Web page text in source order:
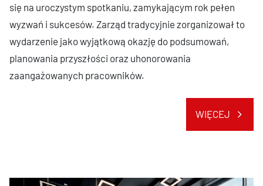
się na uroczystym spotkaniu, zamykającym rok pełen
wyzwań i sukcesów. Zarząd tradycyjnie zorganizował to
wydarzenie jako wyjątkową okazję do podsumowań,
planowania przyszłości oraz uhonorowania
zaangażowanych pracowników.
WIĘCEJ